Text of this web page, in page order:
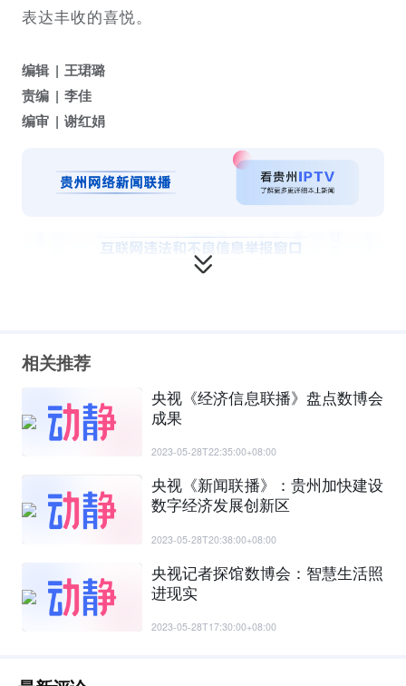
表达丰收的喜悦。
编辑
王珺璐
责编
李佳
编审
谢红娟
相关推荐
央视《经济信息联播》盘点数博会
成果
2023-05-28T22:35:00+08:00
央视《新闻联播》：贵州加快建设
数字经济发展创新区
2023-05-28T20:38:00+08:00
央视记者探馆数博会：智慧生活照
进现实
2023-05-28T17:30:00+08:00